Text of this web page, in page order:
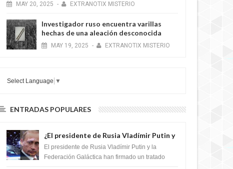
MAY 20, 2025 - EXTRANOTIX MISTERIO
Investigador ruso encuentra varillas
hechas de una aleación desconocida
MAY 19, 2025 - EXTRANOTIX MISTERIO
Select Language ▼
ENTRADAS POPULARES
¿El presidente de Rusia Vladímir Putin y
la Federación Galactica han firmado un
tratado para acabar con los Sionistas?
El presidente de Rusia Vladímir Putin y la
Federación Galáctica han firmado un tratado